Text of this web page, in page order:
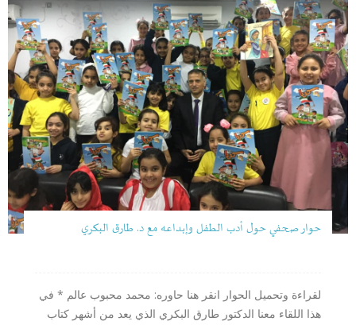
حوار صحفي حول أدب الطفل وإبداعه مع د. طارق البكري
لقراءة وتحميل الحوار انقر هنا حاوره: محمد محبوب عالم * في
هذا اللقاء معنا الدكتور طارق البكري الذي يعد من أشهر كتاب